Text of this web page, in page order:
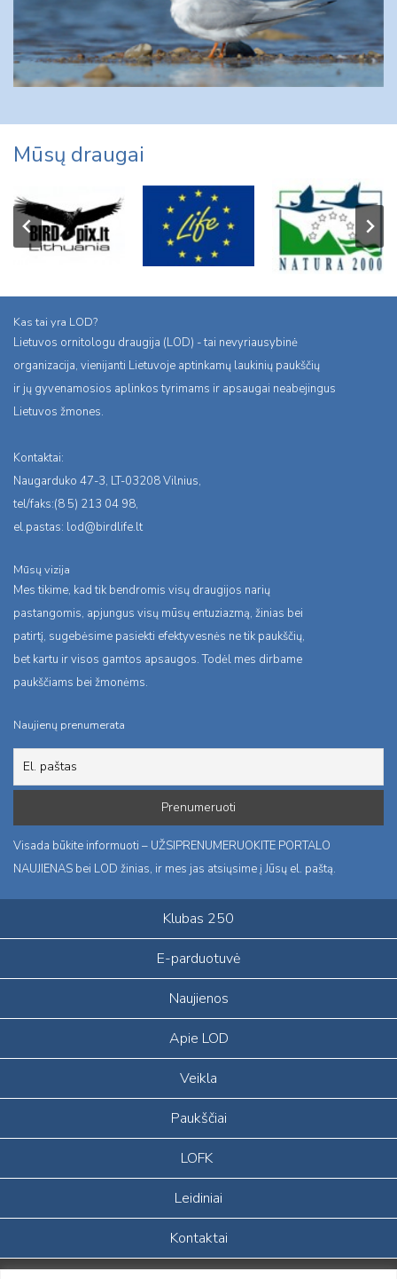
Mūsų draugai
Kas tai yra LOD?
Lietuvos ornitologu draugija (LOD) - tai nevyriausybinė
organizacija, vienijanti Lietuvoje aptinkamų laukinių paukščių
ir jų gyvenamosios aplinkos tyrimams ir apsaugai neabejingus
Lietuvos žmones.
Kontaktai:
Naugarduko 47-3, LT-03208 Vilnius,
tel/faks:(8 5) 213 04 98,
el.pastas: lod@birdlife.lt
Mūsų vizija
Mes tikime, kad tik bendromis visų draugijos narių
pastangomis, apjungus visų mūsų entuziazmą, žinias bei
patirtį, sugebėsime pasiekti efektyvesnės ne tik paukščių,
bet kartu ir visos gamtos apsaugos. Todėl mes dirbame
paukščiams bei žmonėms.
Naujienų prenumerata
Visada būkite informuoti – UŽSIPRENUMERUOKITE PORTALO
NAUJIENAS bei LOD žinias, ir mes jas atsiųsime į Jūsų el. paštą.
Klubas 250
E-parduotuvė
Naujienos
Apie LOD
Veikla
Paukščiai
LOFK
Leidiniai
Kontaktai